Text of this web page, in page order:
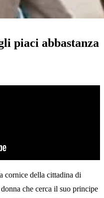
piaci abbastanza
cornice della cittadina di
che cerca il suo principe